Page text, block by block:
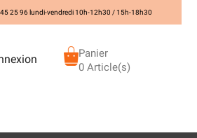
25 96 lundi-vendredi 10h-12h30 / 15h-18h30
Panier
0 Article(s)